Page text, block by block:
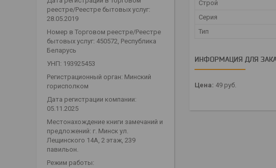
Строй
Серия
Тип
ИНФОРМАЦИЯ ДЛЯ
Цена: 49 руб.
реестре/Реестре бытовых услуг:
28.05.2019
Номер в Торговом реестре/Реестре
бытовых услуг: 450572, Республика
Беларусь
УНП: 193925453
Регистрационный орган: Минский
горисполком
Дата регистрации компании:
05.11.2025
Местонахождение книги замечаний и
предложений: г. Минск ул.
Лещинского 14А, 2 этаж, 239
павильон.
Режим работы: